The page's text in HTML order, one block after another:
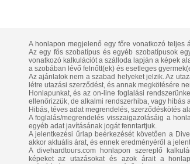
A honlapon megjelenő egy főre vonatkozó teljes
Az egy fős szobatípus és egyéb szobatípusok
vonatkozó kalkulációt a szálloda lapján a képek
a szobában lévő felnőtt(ek) és esetleges
Az ajánlatok nem a szabad helyeket jelzik. Az
létre utazási szerződést, és annak megkötésére
Honlapunkat, és az on-line foglalási
ellenőrizzük, de alkalmi rendszerhiba, vagy hibás
Hibás, téves adat megrendelés, szerződéskötés
A foglalás/megrendelés visszaigazolásáig a
egyéb adat javításának jogát fenntartjuk.
A jelentkezési űrlap beérkezését követően a
akkor aktuális árat, és ennek eredményéről a
A divehardtours.com honlapon szereplő
képeket az utazásokat és azok árait a